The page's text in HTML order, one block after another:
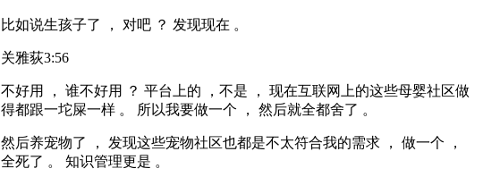
比如说生孩子了 ， 对吧 ？ 发现现在 。
关雅荻3:56
不好用 ， 谁不好用 ？ 平台上的 ，不是 ， 现在互联网上的这些母婴社区做
得都跟一坨屎一样 。 所以我要做一个 ， 然后就全都舍了 。
然后养宠物了 ， 发现这些宠物社区也都是不太符合我的需求 ， 做一个 ，
全死了 。 知识管理更是 。